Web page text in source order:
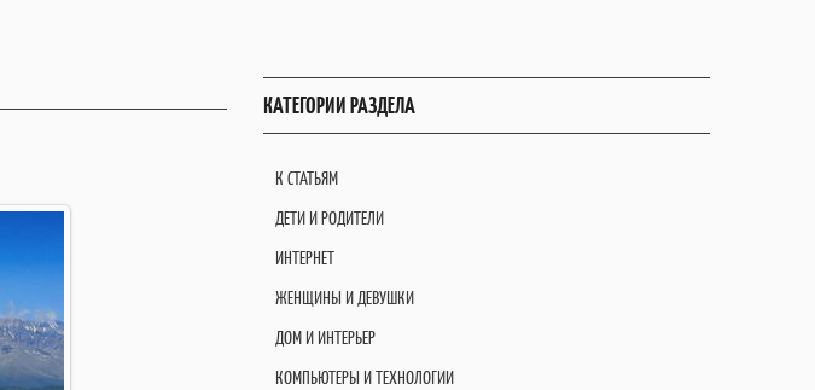
КАТЕГОРИИ РАЗДЕЛА
К СТАТЬЯМ
ДЕТИ И РОДИТЕЛИ
ИНТЕРНЕТ
ЖЕНЩИНЫ И ДЕВУШКИ
ДОМ И ИНТЕРЬЕР
КОМПЬЮТЕРЫ И ТЕХНОЛОГИИ